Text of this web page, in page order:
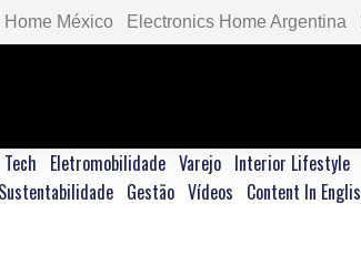
Home México Electronics Home Argentina
Tech Eletromobilidade Varejo Interior Lifestyle
Sustentabilidade Gestão Vídeos Content In